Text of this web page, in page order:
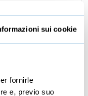
sui cookie
fornirle
e, previo suo
01:22
03:20